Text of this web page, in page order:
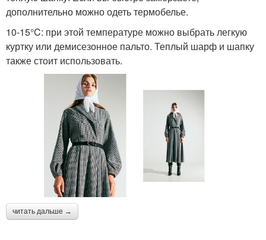
дополнительно можно одеть термобелье.
10-15°C: при этой температуре можно выбрать легкую
куртку или демисезонное пальто. Теплый шарф и шапку
также стоит использовать.
читать дальше →